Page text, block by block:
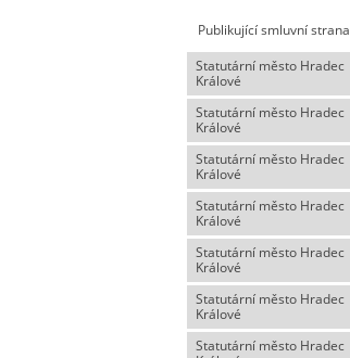
Publikující smluvní strana
Statutární město Hradec
Králové
Statutární město Hradec
Králové
Statutární město Hradec
Králové
Statutární město Hradec
Králové
Statutární město Hradec
Králové
Statutární město Hradec
Králové
Statutární město Hradec